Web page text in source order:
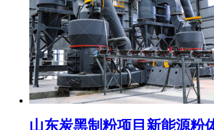
山东炭黑制粉项目新能源粉